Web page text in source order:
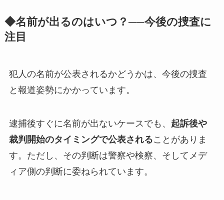
◆名前が出るのはいつ？──今後の捜査に
注目
犯人の名前が公表されるかどうかは、今後の捜査
と報道姿勢にかかっています。
逮捕後すぐに名前が出ないケースでも、 起訴後や
裁判開始のタイミングで公表されることがありま
す。ただし、その判断は警察や検察、そしてメデ
ィア側の判断に委ねられています。